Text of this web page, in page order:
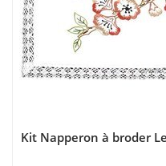
Kit Napperon à broder